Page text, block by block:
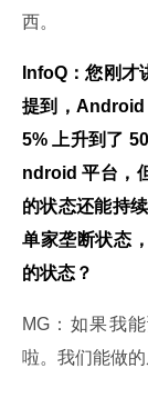
西。
InfoQ：您刚才
提到，Android
5% 上升到了
ndroid 平台，
的状态还能持
单家垄断状态
的状态？
MG：如果我
啦。我们能做